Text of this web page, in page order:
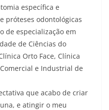
específica e
próteses odontológicas
de especialização em
de Ciências do
Orto Face, Clínica
Comercial e Industrial de
que acabo de criar
e atingir o meu